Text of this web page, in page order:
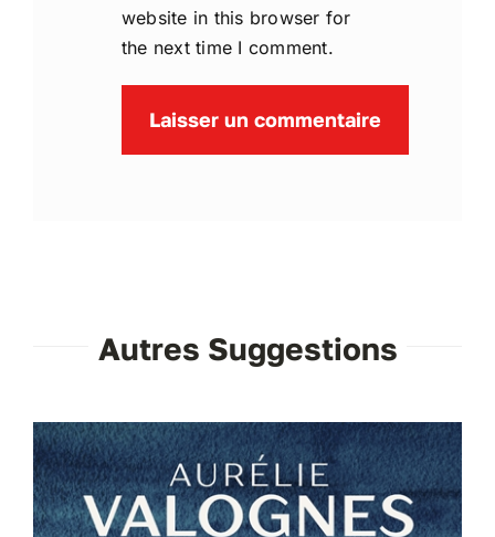
website in this browser for
the next time I comment.
Autres Suggestions